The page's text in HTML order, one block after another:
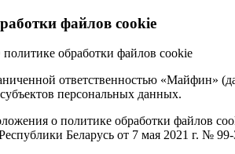
файлов cookie
обработки файлов cookie
ответственностью «Майфин»
персональных данных.
о политике обработки файлов
Беларусь от 7 мая 2021 г. №